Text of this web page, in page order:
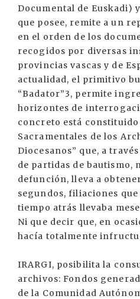
Documental de Euskadi)
que posee, remite a un
en el orden de los
recogidos por diversas
provincias vascas y de
actualidad, el primitivo
“Badator”3, permite
horizontes de
concreto está
Sacramentales de los
Diocesanos” que, a
de partidas de bautismo,
defunción, lleva a
segundos, filiaciones que
tiempo atrás llevaba
Ni que decir que, en
hacía totalmente
IRARGI, posibilita la
archivos: Fondos
de la Comunidad